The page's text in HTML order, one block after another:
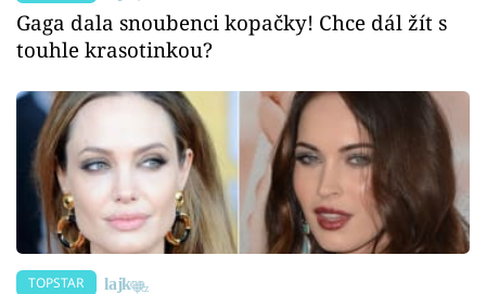
Gaga dala snoubenci kopačky! Chce dál žít s
touhle krasotinkou?
TOPSTAR